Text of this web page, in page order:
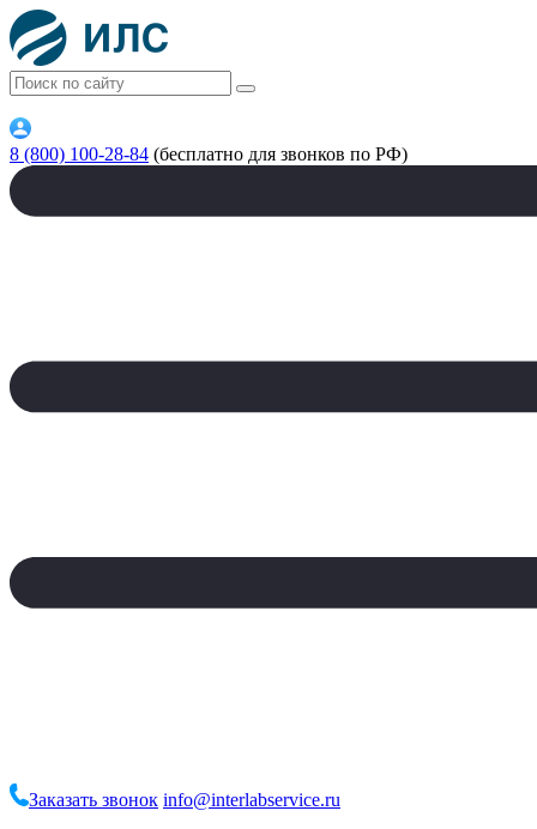
8 (800) 100-28-84 (бесплатно для звонков по РФ)
Заказать звонок info@interlabservice.ru